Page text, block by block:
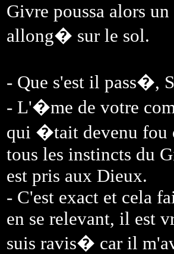
Givre poussa alors
allong� sur le sol.
- Que s'est il pass�,
- L'�me de votre
qui �tait devenu fou
tous les instincts du
est pris aux Dieux.
- C'est exact et cela
en se relevant, il est
suis ravis� car il